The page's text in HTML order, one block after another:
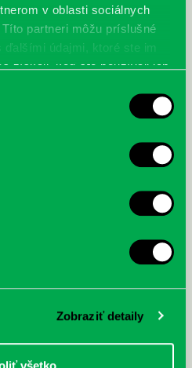
v oblasti sociálnych
partneri môžu príslušné
údajmi, ktoré ste im
získali, keď ste používali ich
Zobraziť detaily